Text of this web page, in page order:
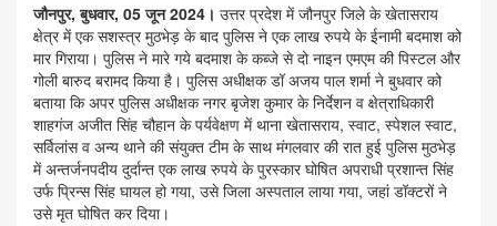
जौनपुर, बुधवार, 05 जून 2024। उत्तर प्रदेश में जौनपुर जिले के खेतासराय
क्षेत्र में एक सशस्त्र मुठभेड़ के बाद पुलिस ने एक लाख रुपये के ईनामी बदमाश को
मार गिराया। पुलिस ने मारे गये बदमाश के कब्जे से दो नाइन एमएम की पिस्टल और
गोली बारुद बरामद किया है। पुलिस अधीक्षक डॉ अजय पाल शर्मा ने बुधवार को
बताया कि अपर पुलिस अधीक्षक नगर बृजेश कुमार के निर्देशन व क्षेत्राधिकारी
शाहगंज अजीत सिंह चौहान के पर्यवेक्षण में थाना खेतासराय, स्वाट, स्पेशल स्वाट,
सर्विलांस व अन्य थाने की संयुक्त टीम के साथ मंगलवार की रात हुई पुलिस मुठभेड़
में अन्तर्जनपदीय दुर्दान्त एक लाख रुपये के पुरस्कार घोषित अपराधी प्रशान्त सिंह
उर्फ प्रिन्स सिंह घायल हो गया, उसे जिला अस्पताल लाया गया, जहां डॉक्टरों ने
उसे मृत घोषित कर दिया।